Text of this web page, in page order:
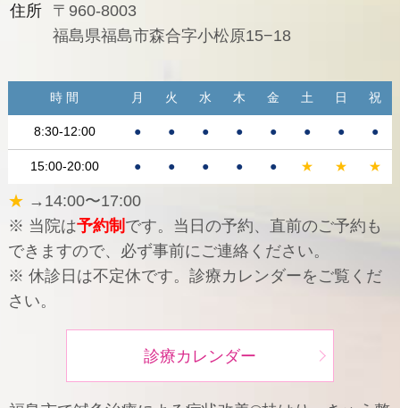
住所
〒960-8003
福島県福島市森合字小松原15−18
時 間 月 火 水 木 金 土 日 祝
8:30-12:00 ● ● ● ● ● ● ● ●
15:00-20:00 ● ● ● ● ● ★ ★ ★
★ →14:00〜17:00
※ 当院は予約制 です。当日の予約、直前のご予約も
できますので、必ず事前にご連絡ください。
※ 休診日は不定休です。診療カレンダーをご覧くだ
さい。
診療カレンダー